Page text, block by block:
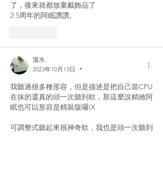
了，後來就都放棄戴飾品了
2.5周年的阿眠讚讚。
溫水
2023年10月13日
•
我聽過很多種形容，但是描述是把自己當CPU
在抹的還真的頭一次聽到欸，那這麼說精緻阿
眠也可以形容是精裝版囉(X
可調整式聽起來很神奇欸，我也是頭一次聽到